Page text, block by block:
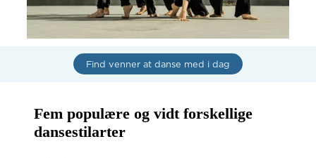
Glæder mig til at
høre fra dig
Find venner at danse med i dag
Fem populære og vidt forskellige
dansestilarter